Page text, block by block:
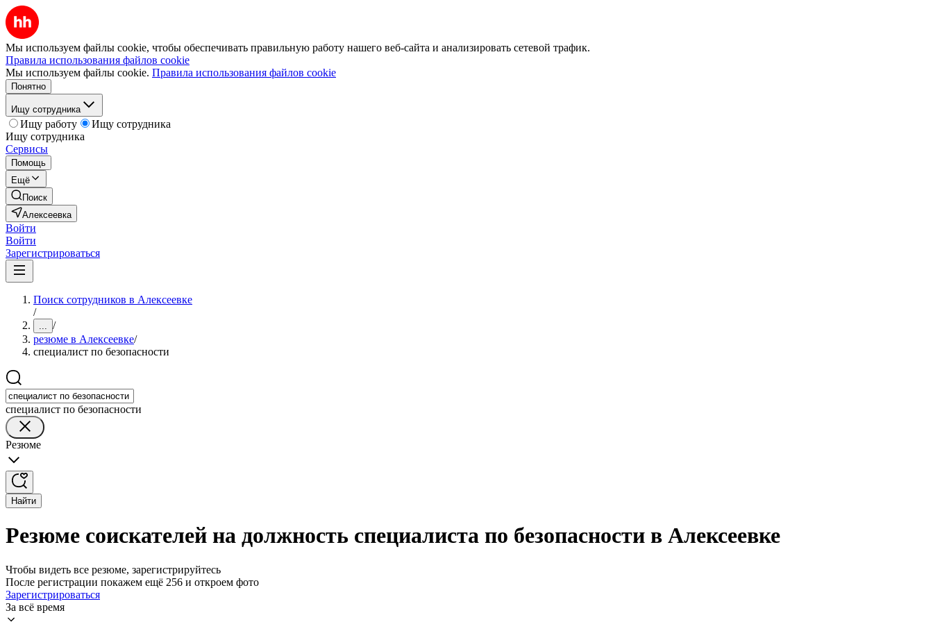
Мы используем файлы cookie, чтобы обеспечивать правильную работу нашего веб-сайта и анализировать сетевой трафик.
Правила использования файлов cookie
Мы используем файлы cookie. Правила использования файлов cookie
Понятно
Ищу сотрудника
Ищу работу
Ищу сотрудника
Ищу сотрудника
Сервисы
Помощь
Ещё
Поиск
Алексеевка
Войти
Войти
Зарегистрироваться
Поиск сотрудников в Алексеевке
/
... /
резюме в Алексеевке/
специалист по безопасности
специалист по безопасности
Резюме
Найти
Резюме соискателей на должность специалиста по безопасности в Алексеевке
Чтобы видеть все резюме, зарегистрируйтесь
После регистрации покажем ещё 256 и откроем фото
Зарегистрироваться
За всё время